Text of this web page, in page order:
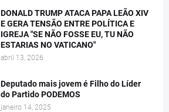
DONALD TRUMP ATACA PAPA LEÃO XIV
E GERA TENSÃO ENTRE POLÍTICA E
IGREJA "SE NÃO FOSSE EU, TU NÃO
ESTARIAS NO VATICANO"
abril 13, 2026
Deputado mais jovem é Filho do Líder
do Partido PODEMOS
janeiro 14, 2025